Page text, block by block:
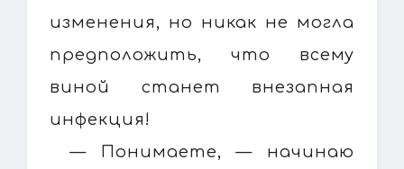
изменения, но никак не могла
предположить, что всему
виной станет внезапная
инфекция!
— Понимаете, — начинаю